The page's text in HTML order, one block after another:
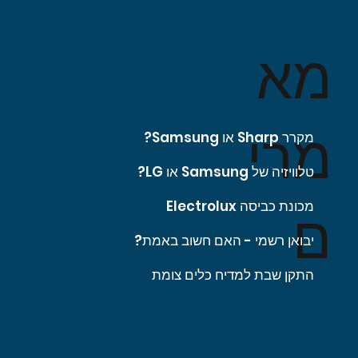
מא
מרי
ם
מקרר Sharp או Samsung?
טלוויזיה של Samsung או LG?
מכונת כביסה Electrolux
יבואן רשמי - האם חשוב באמת?
התקן שבת למדיח כלים צומת